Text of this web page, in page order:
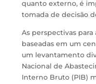
quanto externo, é
tomada de decisão
As perspectivas para
baseadas em um
um levantamento
Nacional de
Interno Bruto (PIB)